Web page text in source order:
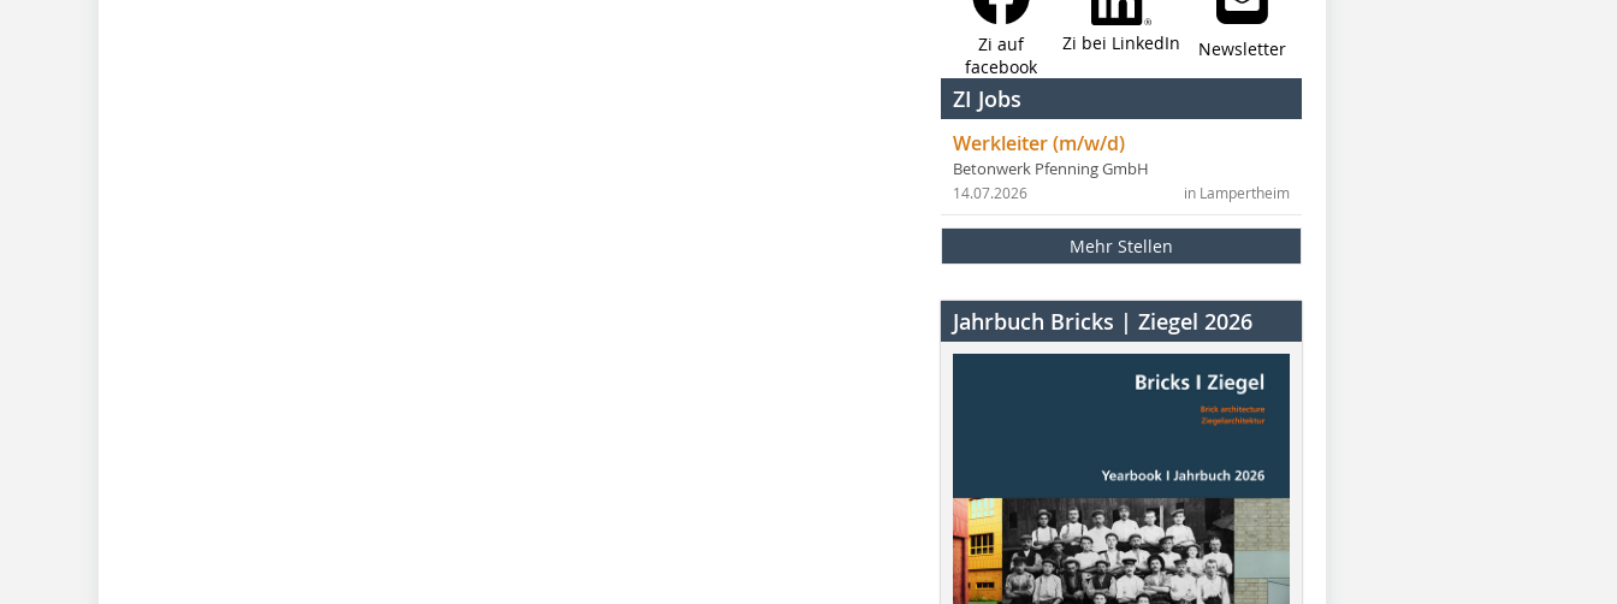
Zi auf
facebook
Zi bei LinkedIn Newsletter
ZI Jobs
Werkleiter (m/w/d)
Betonwerk Pfenning GmbH
in Lampertheim
14.07.2026
Mehr Stellen
Jahrbuch Bricks | Ziegel 2026